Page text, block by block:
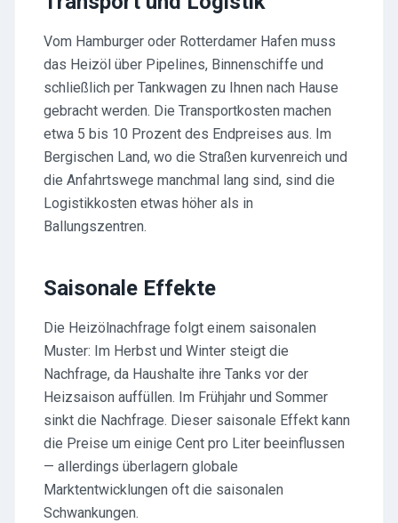
Vom Hamburger oder Rotterdamer Hafen muss
das Heizöl über Pipelines, Binnenschiffe und
schließlich per Tankwagen zu Ihnen nach Hause
gebracht werden. Die Transportkosten machen
etwa 5 bis 10 Prozent des Endpreises aus. Im
Bergischen Land, wo die Straßen kurvenreich und
die Anfahrtswege manchmal lang sind, sind die
Logistikkosten etwas höher als in
Ballungszentren.
Saisonale Effekte
Die Heizölnachfrage folgt einem saisonalen
Muster: Im Herbst und Winter steigt die
Nachfrage, da Haushalte ihre Tanks vor der
Heizsaison auffüllen. Im Frühjahr und Sommer
sinkt die Nachfrage. Dieser saisonale Effekt kann
die Preise um einige Cent pro Liter beeinflussen
— allerdings überlagern globale
Marktentwicklungen oft die saisonalen
Schwankungen.